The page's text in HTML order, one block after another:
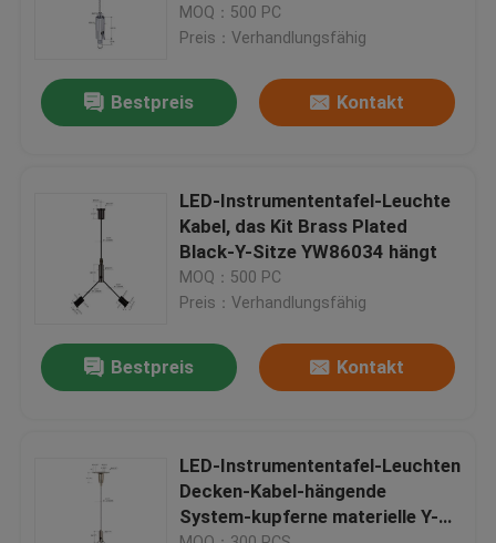
Videos
Über uns
Qualitätskontrolle
Treten Sie mit uns in Verbindung
Fordern Sie ein Zitat
Flugzeug-Kabel-Greifer
Justierbares Kabel-Greifer
des Außengewinde-M5
MOQ：500 PC
Preis：Verhandlungsfähig
Bestpreis Kontakt
LED-Instrumententafel-Leuchte
Kabel, das Kit Brass Plated
Black-Y-Sitze YW86034 hängt
MOQ：500 PC
Preis：Verhandlungsfähig
Bestpreis Kontakt
LED-Instrumententafel-Leuchten
Decken-Kabel-hängende
System-kupferne materielle Y-